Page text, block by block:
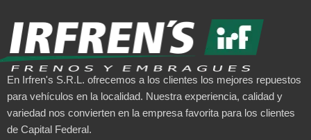
En Irfren's S.R.L. ofrecemos a los clientes los mejores repuestos
para vehículos en la localidad. Nuestra experiencia, calidad y
variedad nos convierten en la empresa favorita para los clientes
de Capital Federal.